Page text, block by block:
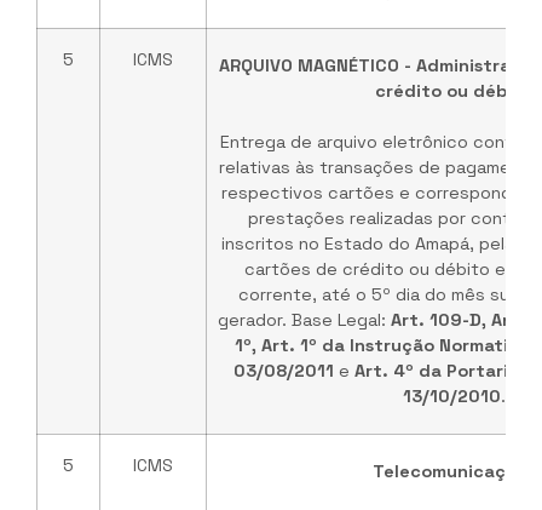
5 ICMS
ARQUIVO MAGNÉTICO -
crédito ou débito
Entrega de arquivo eletrônico
relativas às transações de
respectivos cartões e
prestações realizadas por
inscritos no Estado do Amapá, pelas
cartões de crédito ou débito e
corrente, até o 5º dia do mês
gerador. Base Legal: Art. 109-D,
1º, Art. 1º da Instrução Normativa
03/08/2011 e Art. 4º da Portaria
13/10/2010.
5 ICMS Telecomunicações